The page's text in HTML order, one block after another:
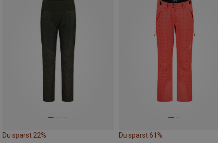
Du sparst 22% Du sparst 61%